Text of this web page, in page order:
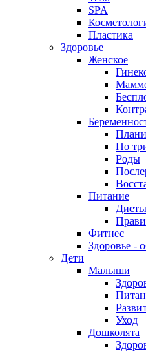
SPA
Пластика
Здоровье
Женское
По
Роды
Питание
Диеты
Фитнес
Здоровье -
Дети
Малыши
Уход
Дошколята